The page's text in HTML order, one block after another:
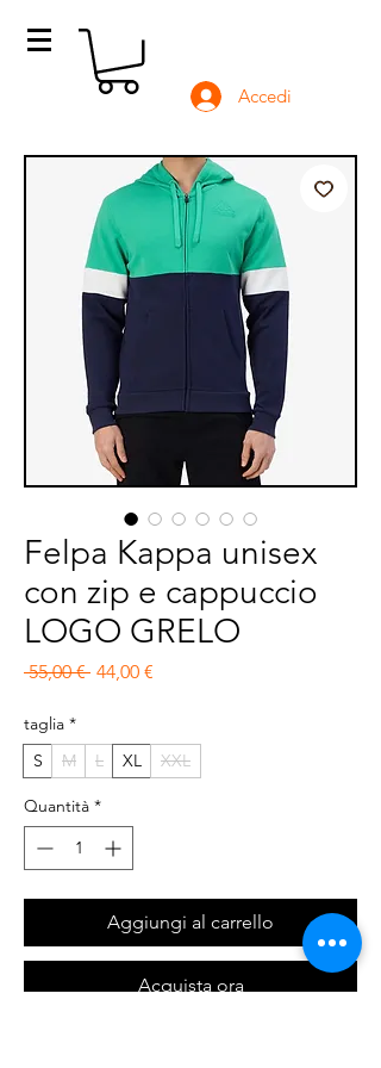
Accedi
Felpa Kappa unisex
con zip e cappuccio
LOGO GRELO
55,00 € Prezzo regolare
44,00 €
taglia *
S
M L XL XXL
Quantità *
Aggiungi al carrello
Acquista ora